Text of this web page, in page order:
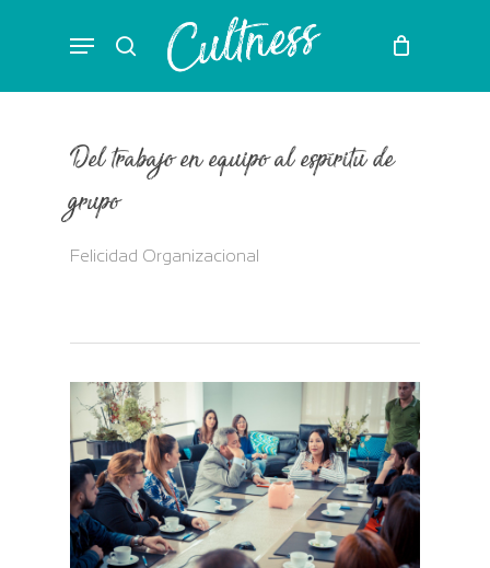
content
search
Menu
Del trabajo en equipo al espíritu de
grupo
Felicidad Organizacional